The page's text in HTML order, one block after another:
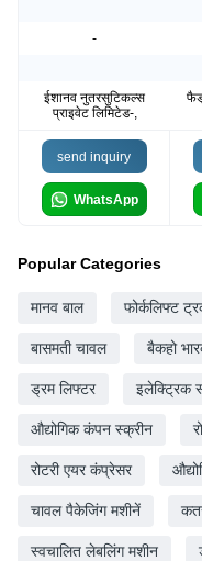
-
ईशानव नुतरसुटिकल्स
प्राइवेट लिमिटेड-,
send inquiry
WhatsApp
Popular Categories
मानव बाल फोर्कलिफ्ट
बासमती चावल बैकहो
ड्रम लिफ्टर इलेक्ट्रिक
औद्योगिक कंपन स्क्रीन
रोटरी एयर कंप्रेसर
चावल पैकेजिंग मशीनें
स्वचालित लेबलिंग मशीन